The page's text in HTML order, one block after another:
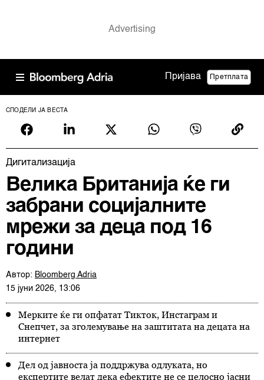
Пријава Претплата
СПОДЕЛИ ЈА ВЕСТА
Дигитализација
Велика Британија ќе ги
забрани социјалните
мрежи за деца под 16
години
Автор: Bloomberg Adria
15 јуни 2026, 13:06
Мерките ќе ги опфатат Тикток, Инстаграм и
Снепчет, за зголемување на заштитата на децата на
интернет
Дел од јавноста ја поддржува одлуката, но
експертите велат дека ефектите не се целосно јасни